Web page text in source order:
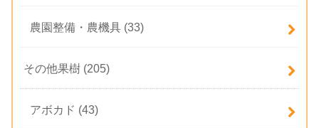
農園整備・農機具 (33)
その他果樹 (205)
アボカド (43)